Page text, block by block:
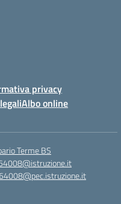
privacy
Albo online
Terme BS